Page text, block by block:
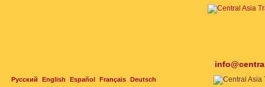
Русский English Español Français Deutsch